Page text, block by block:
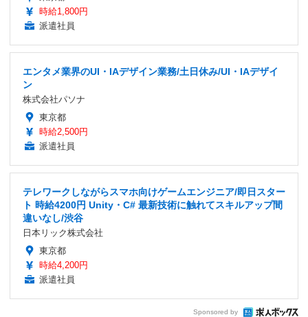
時給1,800円
派遣社員
エンタメ業界のUI・IAデザイン業務/土日休み/UI・IAデザイ
ン
株式会社パソナ
東京都
時給2,500円
派遣社員
テレワークしながらスマホ向けゲームエンジニア/即日スター
ト 時給4200円 Unity・C# 最新技術に触れてスキルアップ間
違いなし/渋谷
日本リック株式会社
東京都
時給4,200円
派遣社員
Sponsored by